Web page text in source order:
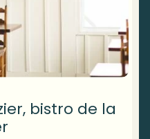
bistro de la